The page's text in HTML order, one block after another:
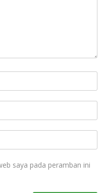
saya pada peramban ini